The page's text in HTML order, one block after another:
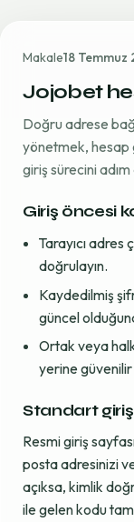
Makale18 Temmuz
Jojobet
Doğru adrese
yönetmek, hesap
giriş sürecini
Giriş öncesi
Tarayıcı adres
doğrulayın.
Kaydedilmiş
güncel
Ortak veya
yerine
Standart giriş
Resmi giriş
posta adresinizi
açıksa, kimlik
ile gelen kodu